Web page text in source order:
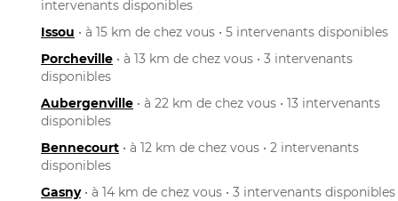
intervenants disponibles
Issou • à 15 km de chez vous • 5 intervenants disponibles
Porcheville • à 13 km de chez vous • 3 intervenants
disponibles
Aubergenville • à 22 km de chez vous • 13 intervenants
disponibles
Bennecourt • à 12 km de chez vous • 2 intervenants
disponibles
Gasny• à 14 km de chez vous • 3 intervenants disponibles